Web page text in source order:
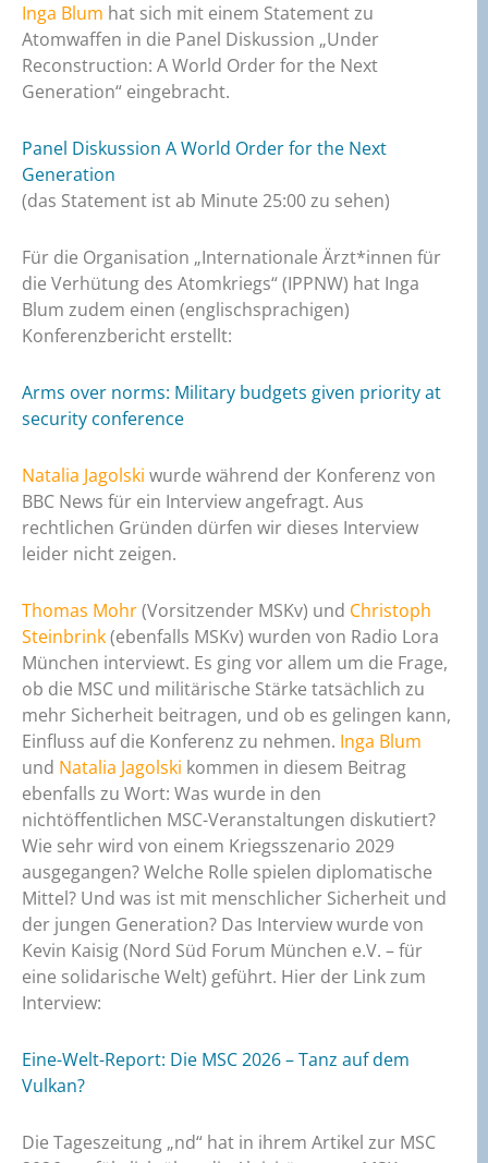
Inga Blum hat sich mit einem Statement zu
Atomwaffen in die Panel Diskussion „Under
Reconstruction: A World Order for the Next
Generation“ eingebracht.
Panel Diskussion A World Order for the Next
Generation
(das Statement ist ab Minute 25:00 zu sehen)
Für die Organisation „Internationale Ärzt*innen für
die Verhütung des Atomkriegs“ (IPPNW) hat Inga
Blum zudem einen (englischsprachigen)
Konferenzbericht erstellt:
Arms over norms: Military budgets given priority at
security conference
Natalia Jagolski wurde während der Konferenz von
BBC News für ein Interview angefragt. Aus
rechtlichen Gründen dürfen wir dieses Interview
leider nicht zeigen.
Thomas Mohr(Vorsitzender MSKv) und Christoph
Steinbrink(ebenfalls MSKv) wurden von Radio Lora
München interviewt. Es ging vor allem um die Frage,
ob die MSC und militärische Stärke tatsächlich zu
mehr Sicherheit beitragen, und ob es gelingen kann,
Einfluss auf die Konferenz zu nehmen. Inga Blum
und Natalia Jagolski kommen in diesem Beitrag
ebenfalls zu Wort: Was wurde in den
nichtöffentlichen MSC-Veranstaltungen diskutiert?
Wie sehr wird von einem Kriegsszenario 2029
ausgegangen? Welche Rolle spielen diplomatische
Mittel? Und was ist mit menschlicher Sicherheit und
der jungen Generation? Das Interview wurde von
Kevin Kaisig (Nord Süd Forum München e.V. – für
eine solidarische Welt) geführt. Hier der Link zum
Interview:
Eine-Welt-Report: Die MSC 2026 – Tanz auf dem
Vulkan?
Die Tageszeitung „nd“ hat in ihrem Artikel zur MSC